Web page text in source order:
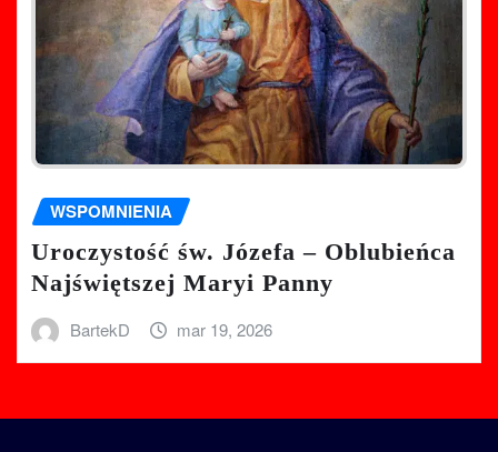
WSPOMNIENIA
Uroczystość św. Józefa – Oblubieńca
Najświętszej Maryi Panny
BartekD mar 19, 2026